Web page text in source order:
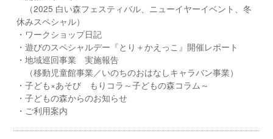
（2025 白い森フェスティバル、ニューイヤーイベント、冬
休みスペシャル）
・ワークショップ日記
・遊びのスペシャルデー『とり＋かえっこ』開催レポート
・地域巡回事業 実施報告
（移動児童館事業／いのちのおはなしキャラバン事業）
・子ども×あそび もりコラ～子どもの森コラム～
・子どもの森からのお知らせ
・ご利用案内